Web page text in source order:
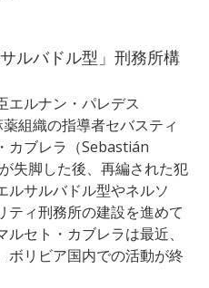
ルバドル型」刑務所構
エルナン・パレデス
組織の指導者セバスティ
カブレラ（Sebastián
失脚した後、再編された犯
ルサルバドル型やネルソ
ティ刑務所の建設を進めて
セト・カブレラは最近、
ボリビア国内での活動が終